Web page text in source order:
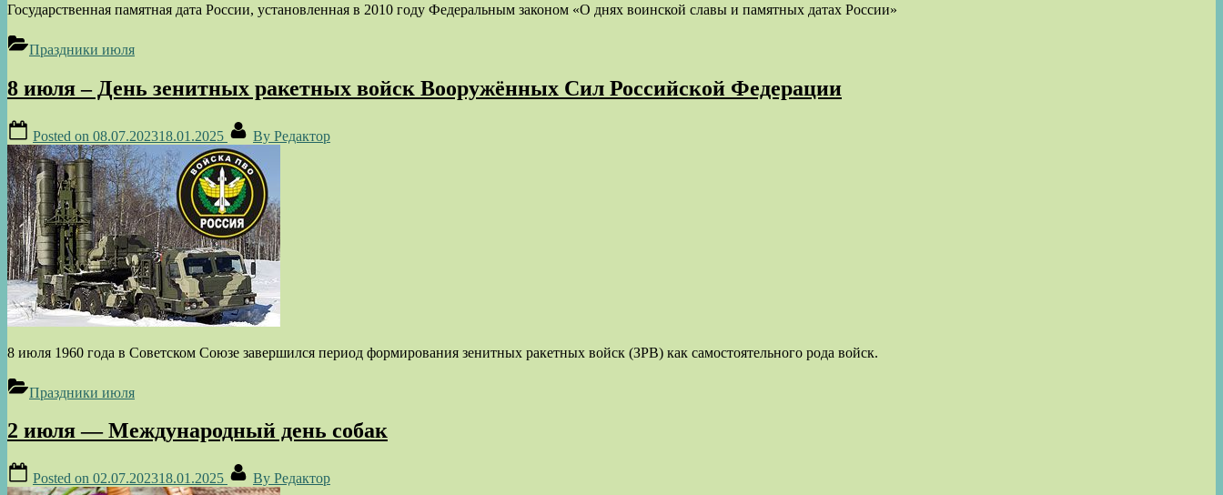
Государственная памятная дата России, установленная в 2010 году Федеральным законом «О днях воинской славы и памятных датах России»
Праздники июля
8 июля – День зенитных ракетных войск Вооружённых Сил Российской Федерации
Posted on 08.07.202318.01.2025 By Редактор
8 июля 1960 года в Советском Союзе завершился период формирования зенитных ракетных войск (ЗРВ) как самостоятельного рода войск.
Праздники июля
2 июля — Международный день собак
Posted on 02.07.202318.01.2025 By Редактор